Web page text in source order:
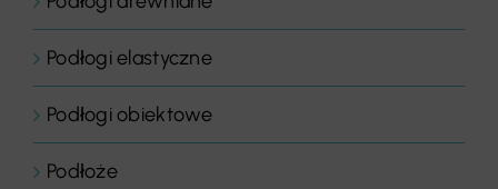
Podłogi elastyczne
Podłogi obiektowe
Podłoże